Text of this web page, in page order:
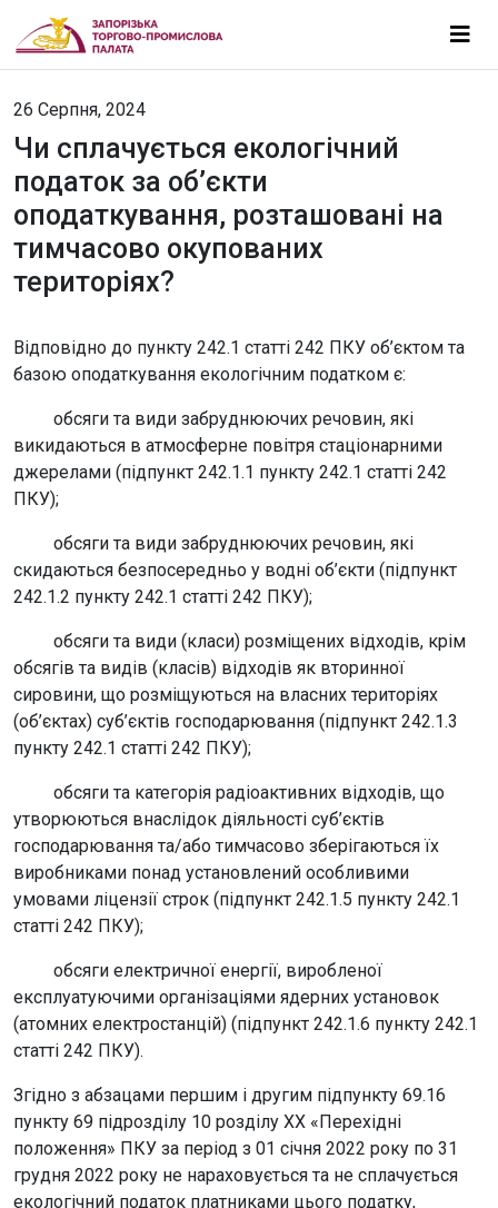
26 Серпня, 2024
Чи сплачується екологічний
податок за об’єкти
оподаткування, розташовані на
тимчасово окупованих
територіях?
Відповідно до пункту 242.1 статті 242 ПКУ об’єктом та
базою оподаткування екологічним податком є:
обсяги та види забруднюючих речовин, які
викидаються в атмосферне повітря стаціонарними
джерелами (підпункт 242.1.1 пункту 242.1 статті 242
ПКУ);
обсяги та види забруднюючих речовин, які
скидаються безпосередньо у водні об’єкти (підпункт
242.1.2 пункту 242.1 статті 242 ПКУ);
обсяги та види (класи) розміщених відходів, крім
обсягів та видів (класів) відходів як вторинної
сировини, що розміщуються на власних територіях
(об’єктах) суб’єктів господарювання (підпункт 242.1.3
пункту 242.1 статті 242 ПКУ);
обсяги та категорія радіоактивних відходів, що
утворюються внаслідок діяльності суб’єктів
господарювання та/або тимчасово зберігаються їх
виробниками понад установлений особливими
умовами ліцензії строк (підпункт 242.1.5 пункту 242.1
статті 242 ПКУ);
обсяги електричної енергії, виробленої
експлуатуючими організаціями ядерних установок
(атомних електростанцій) (підпункт 242.1.6 пункту 242.1
статті 242 ПКУ).
Згідно з абзацами першим і другим підпункту 69.16
пункту 69 підрозділу 10 розділу ХХ «Перехідні
положення» ПКУ за період з 01 січня 2022 року по 31
грудня 2022 року не нараховується та не сплачується
екологічний податок платниками цього податку,